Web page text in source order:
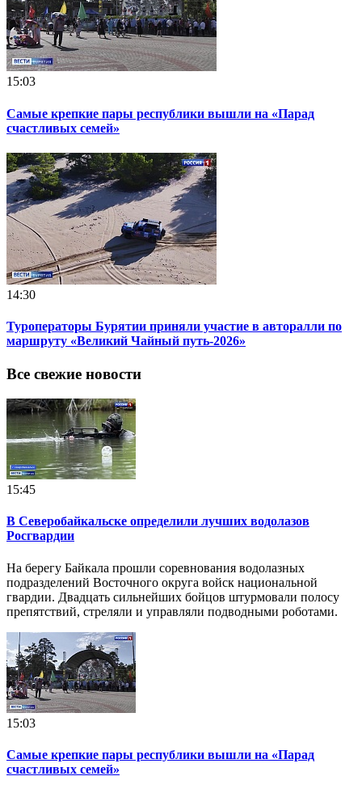
15:03
Самые крепкие пары республики вышли на «Парад
счастливых семей»
14:30
Туроператоры Бурятии приняли участие в авторалли по
маршруту «Великий Чайный путь-2026»
Все свежие новости
15:45
В Северобайкальске определили лучших водолазов
Росгвардии
На берегу Байкала прошли соревнования водолазных
подразделений Восточного округа войск национальной
гвардии. Двадцать сильнейших бойцов штурмовали полосу
препятствий, стреляли и управляли подводными роботами.
15:03
Самые крепкие пары республики вышли на «Парад
счастливых семей»